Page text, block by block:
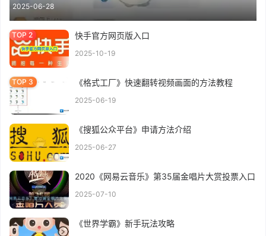
2025-06-28
快手官方网页版入口
2025-10-19
《格式工厂》快速翻转视频画面的方法教程
2025-06-19
《搜狐公众平台》申请方法介绍
2025-06-27
2020《网易云音乐》第35届金唱片大赏投票入口
2025-07-10
《世界学霸》新手玩法攻略